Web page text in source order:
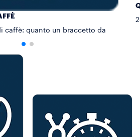
caffè: quanto un braccetto da